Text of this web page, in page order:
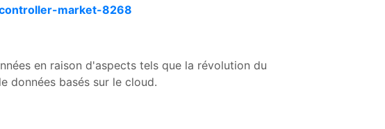
market-8268
en raison d'aspects tels que la révolution du
données basés sur le cloud.